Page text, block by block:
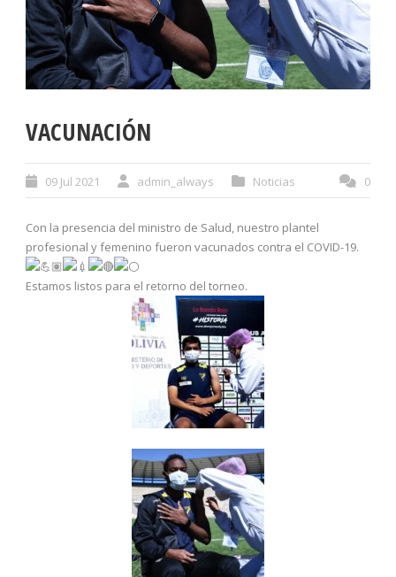
VACUNACIÓN
09 Jul 2021 admin_always Noticias 0
Con la presencia del ministro de Salud, nuestro plantel
profesional y femenino fueron vacunados contra el COVID-19.
Estamos listos para el retorno del torneo.